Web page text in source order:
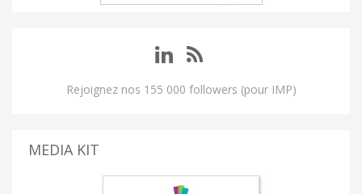
Rejoignez nos 155 000 followers (pour IMP)
MEDIA KIT